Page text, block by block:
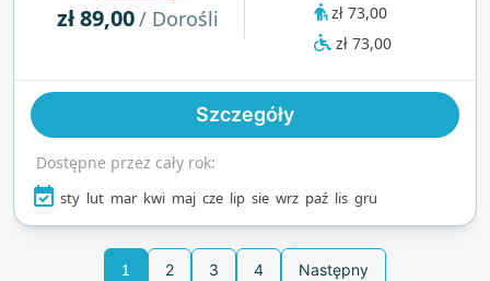
wodzie, spa, centrum fitness oraz przytulnej
kawiarni w stylu śródziemnomorskim, jest to
o zdrowie.
zł 89,00/ Dorośli
zł 73,00
zł 73,00
Szczegóły
Dostępne przez cały rok:
sty lut mar kwi maj cze lip sie wrz paź lis gru
1 2 3 4 Następny